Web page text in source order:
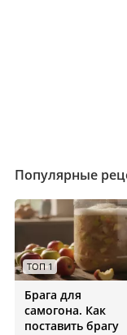
Популярные
ТОП 1
Брага для
самогона. Как
поставить брагу